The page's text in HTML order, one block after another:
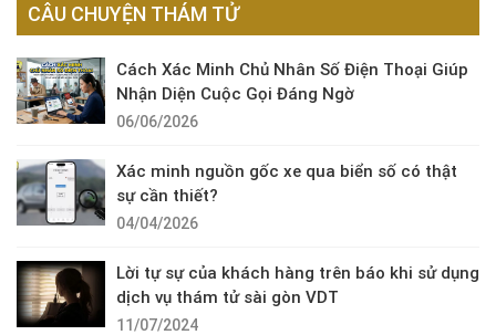
CÂU CHUYỆN THÁM TỬ
Cách Xác Minh Chủ Nhân Số Điện Thoại Giúp
Nhận Diện Cuộc Gọi Đáng Ngờ
06/06/2026
Xác minh nguồn gốc xe qua biển số có thật
sự cần thiết?
04/04/2026
Lời tự sự của khách hàng trên báo khi sử dụng
dịch vụ thám tử sài gòn VDT
11/07/2024